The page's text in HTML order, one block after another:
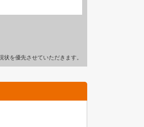
を優先させていただきます。